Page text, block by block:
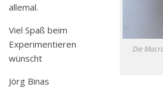
Die
allemal.
Viel Spaß beim
Experimentieren
wünscht
Jörg Binas